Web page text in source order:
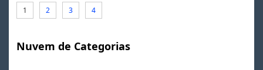
1 2 3 4
Nuvem de Categorias